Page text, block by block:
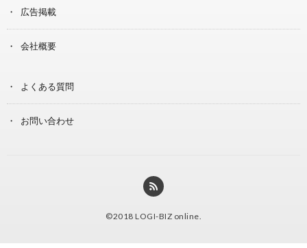
広告掲載
会社概要
よくある質問
お問い合わせ
©2018 LOGI-BIZ online